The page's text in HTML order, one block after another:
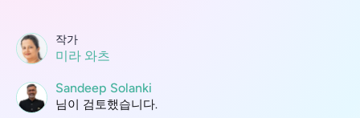
작가
미라 와츠
Sandeep Solanki
님이 검토했습니다.